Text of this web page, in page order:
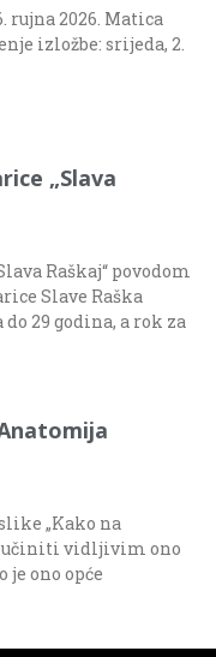
rujna 2026. Matica
izložbe: srijeda, 2.
„Slava
Raškaj“ povodom
Slave Raška
29 godina, a rok za
„Kako na
vidljivim ono
je ono opće